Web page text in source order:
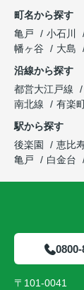
町名から探す
亀戸
小石川
幡ヶ谷
大島
沿線から探す
都営大江戸線
南北線
有楽
駅から探す
後楽園
恵比
亀戸
白金台
0800-
〒101-0041